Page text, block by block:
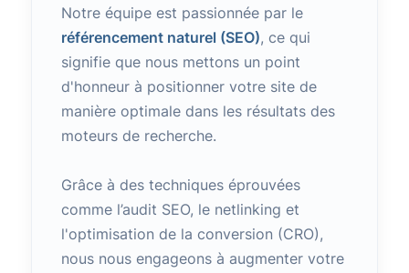
Notre équipe est passionnée par le
référencement naturel (SEO), ce qui
signifie que nous mettons un point
d'honneur à positionner votre site de
manière optimale dans les résultats des
moteurs de recherche.
Grâce à des techniques éprouvées
comme l’audit SEO, le netlinking et
l'optimisation de la conversion (CRO),
nous nous engageons à augmenter votre